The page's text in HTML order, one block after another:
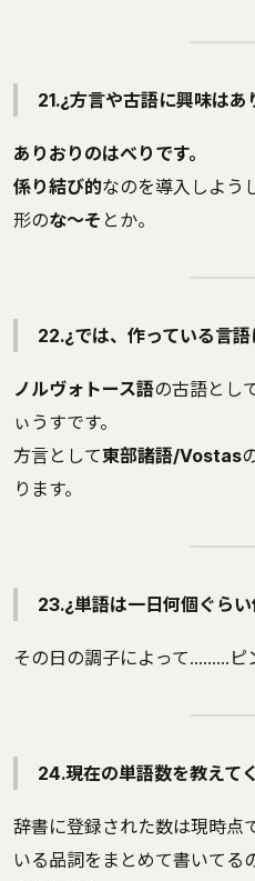
21.¿方言や古語に興味はあ
ありおりのはべりです。
係り結び的なのを導入しよう
形のな～そ とか。
22.¿では、作っている言
ノルヴォトース語の古語とし
ぃうすです。
方言として東部諸語/Vostas
ります。
23.¿単語は一日何個ぐら
その日の調子によって………ピ
24.現在の単語数を教えて
辞書に登録された数は現時点
いる品詞をまとめて書いてる